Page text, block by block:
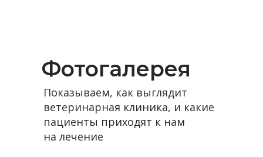
Фотогалерея
Показываем, как выглядит
ветеринарная клиника, и какие
пациенты приходят к нам
на лечение